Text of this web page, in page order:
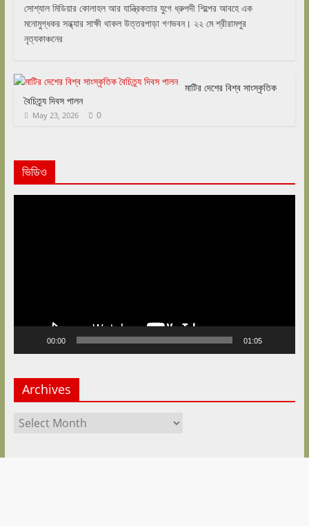
সোশ্যাল মিডিয়ার কোলাহল আর যান্ত্রিকতার যুগে ধ্রুপদী শিল্পের আবহে এক
মনোমুগ্ধকর সন্ধ্যার সাক্ষী থাকল উত্তরপাড়া গণভবন। ২২ মে শ্রীরামপুর
নৃত্যকাঞ্চনের
মাটির দেশের বিশ্ব সাংস্কৃতিক
বৈচিত্র্য দিবস পালন
May 23, 2026 0
ভিডিও
00:00 01:05
Archives
Archives